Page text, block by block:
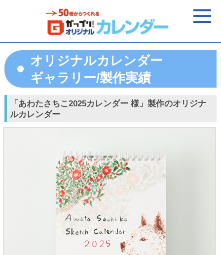
オリジナルカレンダー
ギャラリー/製作実績
「あわたさちこ2025カレンダー 様」製作のオリジナ
ルカレンダー